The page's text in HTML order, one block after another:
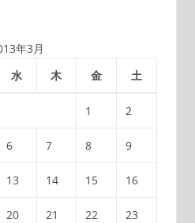
年3月
水 木 金 土
1 2
6 7 8 9
13 14 15 16
20 21 22 23